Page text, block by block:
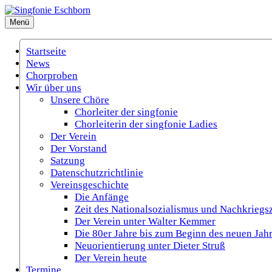
Zum
Inhalt
springen
Singfonie Eschborn
(Gemischter Chor Eschborn e.V.)
Menü
Startseite
News
Chorproben
Wir über uns
Unsere Chöre
Chorleiter der singfonie
Chorleiterin der singfonie Ladies
Der Verein
Der Vorstand
Satzung
Datenschutzrichtlinie
Vereinsgeschichte
Die Anfänge
Zeit des Nationalsozialismus und
Der Verein unter Walter Kemmer
Die 80er Jahre bis zum Beginn des neuen
Neuorientierung unter Dieter Struß
Der Verein heute